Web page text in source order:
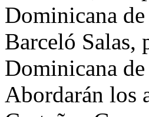
Dominicana
Barceló Salas,
Dominicana
Abordarán los